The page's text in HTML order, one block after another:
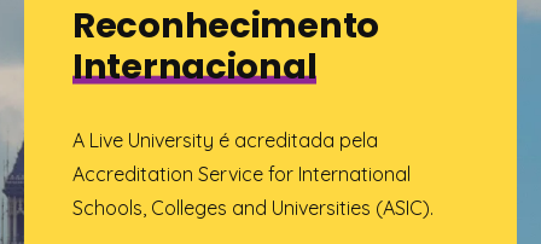
Reconhecimento
Internacional
A Live University é acreditada pela
Accreditation Service for International
Schools, Colleges and Universities (ASIC).